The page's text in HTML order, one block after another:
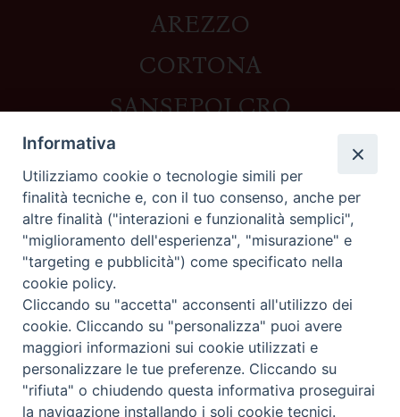
AREZZO
CORTONA
SANSEPOLCRO
Contatti
Piazza del Duomo,1 - 52100 Arezzo
segreteria@diocesi.arezzo.it
Informativa privacy
Seguici su
Informativa
Utilizziamo cookie o tecnologie simili per
finalità tecniche e, con il tuo consenso, anche per
altre finalità ("interazioni e funzionalità semplici",
"miglioramento dell'esperienza", "misurazione" e
"targeting e pubblicità") come specificato nella
cookie policy.
Cliccando su "accetta" acconsenti all'utilizzo dei
cookie. Cliccando su "personalizza" puoi avere
maggiori informazioni sui cookie utilizzati e
personalizzare le tue preferenze. Cliccando su
"rifiuta" o chiudendo questa informativa proseguirai
la navigazione installando i soli cookie tecnici.